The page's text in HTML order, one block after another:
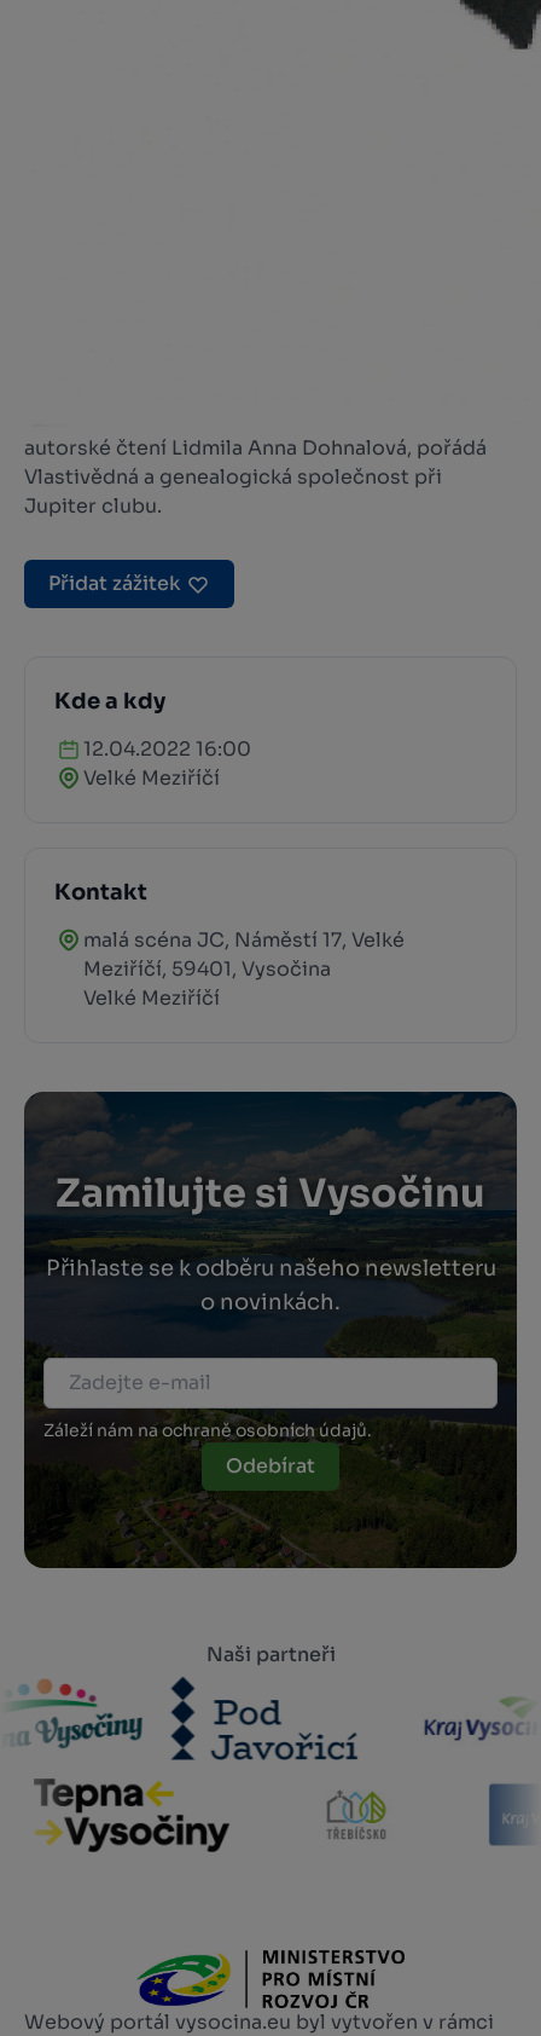
autorské čtení Lidmila Anna Dohnalová, pořádá
Vlastivědná a genealogická společnost při
Jupiter clubu.
Přidat zážitek
Kde a kdy
12.04.2022 16:00
Velké Meziříčí
Kontakt
malá scéna JC, Náměstí 17, Velké
Meziříčí, 59401, Vysočina
Velké Meziříčí
Zamilujte si Vysočinu
Přihlaste se k odběru našeho newsletteru
o novinkách.
Záleží nám na ochraně osobních údajů.
Odebírat
Naši partneři
Webový portál vysocina.eu byl vytvořen v rámci